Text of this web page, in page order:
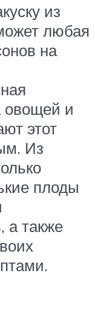
из
любая
на
овощей и
этот
Из
плоды
а также